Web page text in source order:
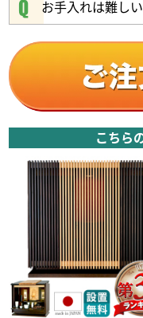
かたみ箱
引き出し収納
お手入れは難し
こちら